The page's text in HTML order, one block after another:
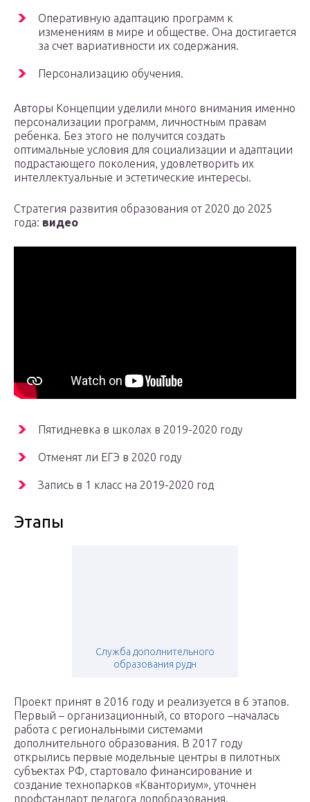
Оперативную адаптацию программ к
изменениям в мире и обществе. Она достигается
за счет вариативности их содержания.
Персонализацию обучения.
Авторы Концепции уделили много внимания именно
персонализации программ, личностным правам
ребенка. Без этого не получится создать
оптимальные условия для социализации и адаптации
подрастающего поколения, удовлетворить их
интеллектуальные и эстетические интересы.
Стратегия развития образования от 2020 до 2025
года: видео
Пятидневка в школах в 2019-2020 году
Отменят ли ЕГЭ в 2020 году
Запись в 1 класс на 2019-2020 год
Этапы
Служба дополнительного
образования рудн
Проект принят в 2016 году и реализуется в 6 этапов.
Первый – организационный, со второго –началась
работа с региональными системами
дополнительного образования. В 2017 году
открылись первые модельные центры в пилотных
субъектах РФ, стартовало финансирование и
создание технопарков «Кванториум», уточнен
профстандарт педагога допобразования.